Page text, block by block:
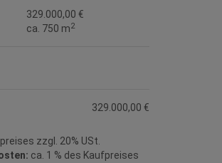
329.000,00 €
ca. 750 m2
329.000,00 €
zzgl. 20% USt.
ca. 1 % des Kaufpreises